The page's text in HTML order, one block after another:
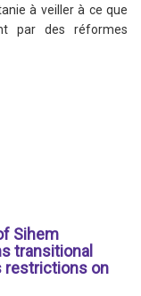
à veiller à ce que
par des réformes
Sihem
transitional
restrictions on